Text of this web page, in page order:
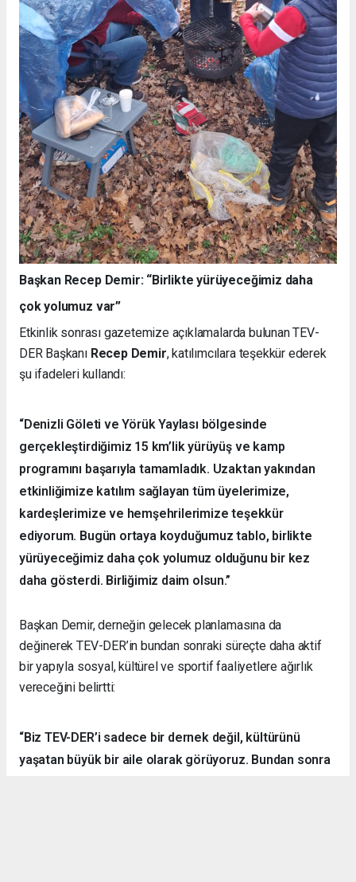
Başkan Recep Demir: “Birlikte yürüyeceğimiz daha
çok yolumuz var”
Etkinlik sonrası gazetemize açıklamalarda bulunan TEV-
DER Başkanı Recep Demir, katılımcılara teşekkür ederek
şu ifadeleri kullandı:
“Denizli Göleti ve Yörük Yaylası bölgesinde
gerçekleştirdiğimiz 15 km’lik yürüyüş ve kamp
programını başarıyla tamamladık. Uzaktan yakından
etkinliğimize katılım sağlayan tüm üyelerimize,
kardeşlerimize ve hemşehrilerimize teşekkür
ediyorum. Bugün ortaya koyduğumuz tablo, birlikte
yürüyeceğimiz daha çok yolumuz olduğunu bir kez
daha gösterdi. Birliğimiz daim olsun.”
Başkan Demir, derneğin gelecek planlamasına da
değinerek TEV-DER’in bundan sonraki süreçte daha aktif
bir yapıyla sosyal, kültürel ve sportif faaliyetlere ağırlık
vereceğini belirtti:
“Biz TEV-DER’i sadece bir dernek değil, kültürünü
yaşatan büyük bir aile olarak görüyoruz. Bundan sonra